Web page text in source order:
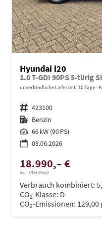
Hyundai i20
unverbindliche Lieferzeit: 10 Tage
Fahrzeugnr. 423100
Kraftstoff Benzin
Leistung 66 kW (90 PS)
03.06.2026
18.990,– €
incl. 19% MwSt.
Verbrauch kombiniert:
CO2-Klasse: D
CO2-Emissionen: 129,00